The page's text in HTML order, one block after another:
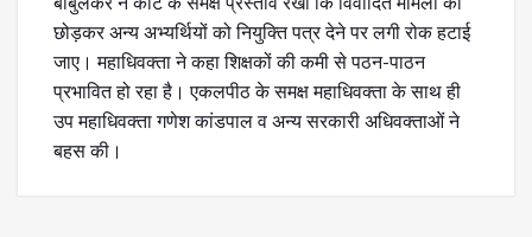
छोड़कर अन्य अभ्यर्थियों को नियुक्ति पत्र देने पर लगी रोक हटाई
जाए। महाधिवक्ता ने कहा शिक्षकों की कमी से पठन-पाठन
प्रभावित हो रहा है। एकलपीठ के समक्ष महाधिवक्ता के साथ ही
उप महाधिवक्ता गणेश कांडपाल व अन्य सरकारी अधिवक्ताओं ने
बहस की।